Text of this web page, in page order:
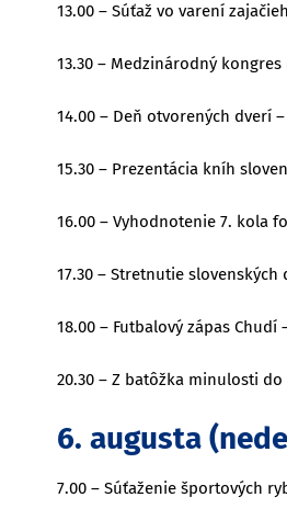
13.00 – Súťaž vo varení
13.30 – Medzinárodný
14.00 – Deň otvorených dverí
15.30 – Prezentácia kníh
16.00 – Vyhodnotenie 7. kola
17.30 – Stretnutie
18.00 – Futbalový zápas Chudí
20.30 – Z batôžka minulosti
6. augusta
7.00 – Súťaženie športových